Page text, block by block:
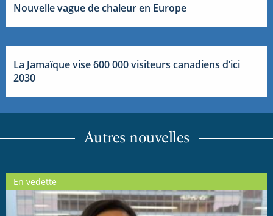
Nouvelle vague de chaleur en Europe
La Jamaïque vise 600 000 visiteurs canadiens d’ici
2030
Autres nouvelles
En vedette